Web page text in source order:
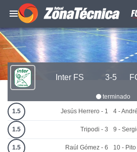
Inter FS 3-5
terminado
1.5 Jesús Herrero - 1
1.5 Tripodi - 3
1.5 Raúl Gómez - 6
4 -
9 -
10 - Pito